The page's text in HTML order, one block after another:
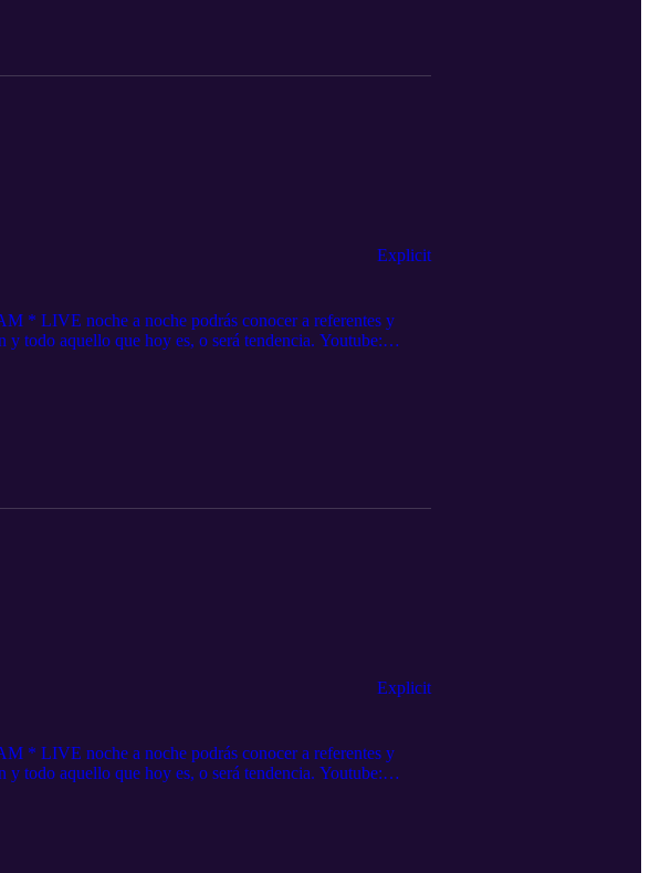
Explicit
* LIVE noche a noche podrás conocer a referentes y
todo aquello que hoy es, o será tendencia. Youtube:
mijangos Powered by podbox.com y
Explicit
* LIVE noche a noche podrás conocer a referentes y
todo aquello que hoy es, o será tendencia. Youtube:
mijangos Powered by podbox.com y